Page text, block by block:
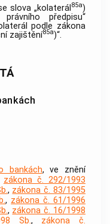
slova „kolaterál 85a)
předpisu“
podle zákona
zajištění85a)“.
bankách, ve znění
zákona č. 292/1993
, zákona č. 83/1995
, zákona č. 61/1996
, zákona č. 16/1998
Sb., zákona č.